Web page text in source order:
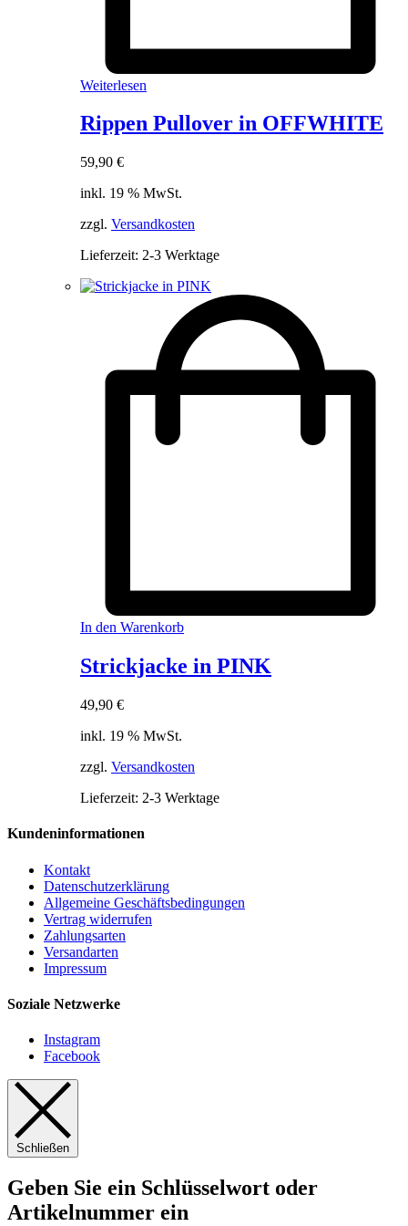
Weiterlesen
Rippen Pullover in OFFWHITE
59,90 €
inkl. 19 % MwSt.
zzgl. Versandkosten
Lieferzeit: 2-3 Werktage
In den Warenkorb
Strickjacke in PINK
49,90 €
inkl. 19 % MwSt.
zzgl. Versandkosten
Lieferzeit: 2-3 Werktage
Kundeninformationen
Kontakt
Datenschutzerklärung
Allgemeine Geschäftsbedingungen
Vertrag widerrufen
Zahlungsarten
Versandarten
Impressum
Soziale Netzwerke
Instagram
Facebook
Schließen
Geben Sie ein Schlüsselwort oder
Artikelnummer ein